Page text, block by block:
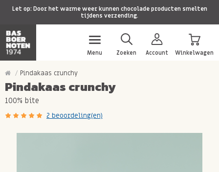
Let op: Door het warme weer kunnen chocolade producten smelten
tijdens verzending.
Menu Zoeken Account Winkelwagen
Pindakaas crunchy
Pindakaas crunchy
100% bite
2 beoordeling(en)